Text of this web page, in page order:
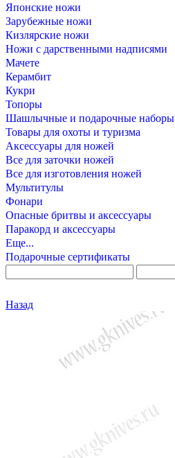
Японские ножи
Зарубежные ножи
Кизлярские ножи
Ножи с дарственными надписями
Мачете
Керамбит
Кукри
Топоры
Шашлычные и подарочные наборы
Товары для охоты и туризма
Аксессуары для ножей
Все для заточки ножей
Все для изготовления ножей
Мультитулы
Фонари
Опасные бритвы и аксессуары
Паракорд и аксессуары
Еще...
Подарочные сертификаты
Назад